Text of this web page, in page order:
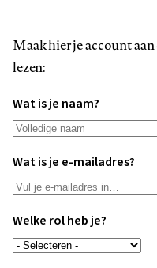
Maak hier je account
lezen:
Wat is je naam?
Wat is je e-mailadres?
Welke rol heb je?